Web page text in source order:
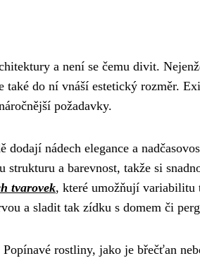
a není se čemu divit.
také do ní vnáší estetický rozměr.
požadavky.
dodají nádech elegance a
a barevnost, takže si
tvarovek, které umožňují variabilitu
a sladit tak zídku s domem či
rostliny, jako je břečťan